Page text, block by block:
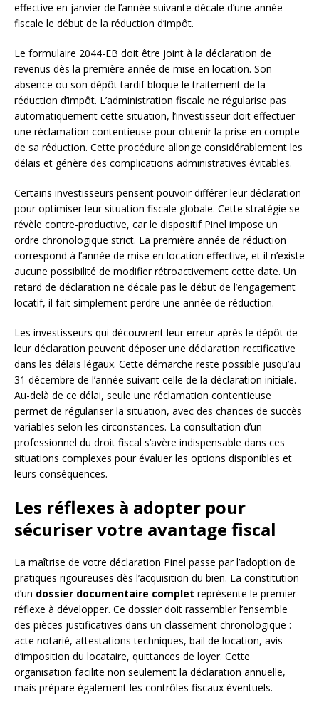
effective en janvier de l’année suivante décale d’une année
fiscale le début de la réduction d’impôt.
Le formulaire 2044-EB doit être joint à la déclaration de
revenus dès la première année de mise en location. Son
absence ou son dépôt tardif bloque le traitement de la
réduction d’impôt. L’administration fiscale ne régularise pas
automatiquement cette situation, l’investisseur doit effectuer
une réclamation contentieuse pour obtenir la prise en compte
de sa réduction. Cette procédure allonge considérablement les
délais et génère des complications administratives évitables.
Certains investisseurs pensent pouvoir différer leur déclaration
pour optimiser leur situation fiscale globale. Cette stratégie se
révèle contre-productive, car le dispositif Pinel impose un
ordre chronologique strict. La première année de réduction
correspond à l’année de mise en location effective, et il n’existe
aucune possibilité de modifier rétroactivement cette date. Un
retard de déclaration ne décale pas le début de l’engagement
locatif, il fait simplement perdre une année de réduction.
Les investisseurs qui découvrent leur erreur après le dépôt de
leur déclaration peuvent déposer une déclaration rectificative
dans les délais légaux. Cette démarche reste possible jusqu’au
31 décembre de l’année suivant celle de la déclaration initiale.
Au-delà de ce délai, seule une réclamation contentieuse
permet de régulariser la situation, avec des chances de succès
variables selon les circonstances. La consultation d’un
professionnel du droit fiscal s’avère indispensable dans ces
situations complexes pour évaluer les options disponibles et
leurs conséquences.
Les réflexes à adopter pour
sécuriser votre avantage fiscal
La maîtrise de votre déclaration Pinel passe par l’adoption de
pratiques rigoureuses dès l’acquisition du bien. La constitution
d’un dossier documentaire complet représente le premier
réflexe à développer. Ce dossier doit rassembler l’ensemble
des pièces justificatives dans un classement chronologique :
acte notarié, attestations techniques, bail de location, avis
d’imposition du locataire, quittances de loyer. Cette
organisation facilite non seulement la déclaration annuelle,
mais prépare également les contrôles fiscaux éventuels.